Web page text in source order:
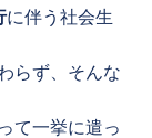
に伴う社会生
らず、そんな
て一挙に遣っ